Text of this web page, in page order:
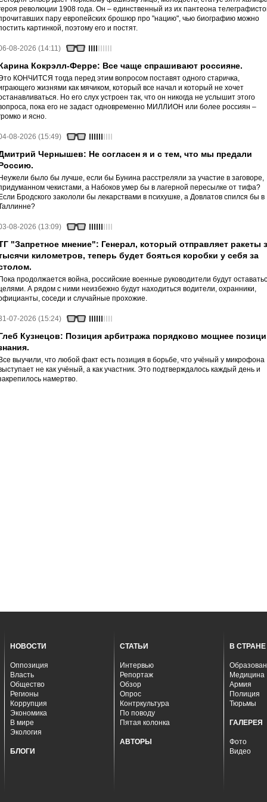
революции 1908 года. Он – единственный из их пантеона
пару европейских брошюр про "нацию", чью биографию можно
картинкой, поэтому его и постят.
08-2026 (14:11)
Кокрэлл-Ферре: Все чаще спрашивают россияне.
КОНЧИТСЯ тогда перед этим вопросом поставят одного старичка,
жизнями как мячиком, который все начал и который не хочет
Но его слух устроен так, что он никогда не услышит этого
пока его не задаст одновременно МИЛЛИОН или более россиян –
и ясно.
08-2026 (15:49)
Чернышев: Не согласен я и с тем, что мы предали
было бы лучше, если бы Бунина расстреляли за участие в заговоре,
чекистами, а Набоков умер бы в лагерной пересылке от тифа?
Бродского закололи бы лекарствами в психушке, а Довлатов спился бы в
08-2026 (13:09)
"Запретное мнение": Генерал, который отправляет ракеты
километров, теперь будет бояться коробки у себя за
продолжается война, российские военные руководители будут
А рядом с ними неизбежно будут находиться водители, охранники,
соседи и случайные прохожие.
07-2026 (15:24)
Кузнецов: Позиция арбитража порядково мощнее
выучили, что любой факт есть позиция в борьбе, что учёный у микрофона
не как учёный, а как участник. Это подтверждалось каждый день и
намертво.
НОВОСТИ
Оппозиция
Власть
Общество
Регионы
Коррупция
Экономика
В мире
Экология
БЛОГИ
СТАТЬИ
Интервью
Репортаж
Обзор
Опрос
Контркультура
По поводу
Пятая колонка
АВТОРЫ
В СТРАНЕ
Медицина
Армия
Полиция
Тюрьмы
ГАЛЕРЕЯ
Фото
Видео